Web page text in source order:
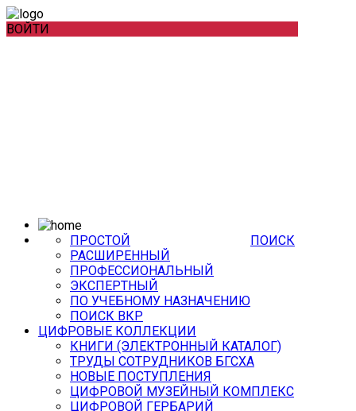
ВОЙТИ
ПОИСК
ПРОСТОЙ
РАСШИРЕННЫЙ
ПРОФЕССИОНАЛЬНЫЙ
ЭКСПЕРТНЫЙ
ПО УЧЕБНОМУ НАЗНАЧЕНИЮ
ПОИСК ВКР
ЦИФРОВЫЕ КОЛЛЕКЦИИ
КНИГИ (ЭЛЕКТРОННЫЙ КАТАЛОГ)
ТРУДЫ СОТРУДНИКОВ БГСХА
НОВЫЕ ПОСТУПЛЕНИЯ
ЦИФРОВОЙ МУЗЕЙНЫЙ КОМПЛЕКС
ЦИФРОВОЙ ГЕРБАРИЙ